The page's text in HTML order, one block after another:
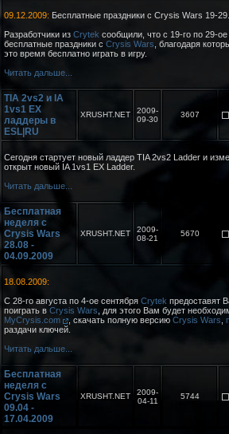
09.12.2009: Бесплатные праздники с Crysis Wars 19-
Разработчики из Crytek сообщили, что с 19-го по 29-ое
бесплатные праздники с Crysis Wars , благодаря
это время бесплатно играть в игру.
Читать дальше...
TIA 2vs2 и IA
1vs1 EX
ладдеры в
ESL|RU
XRUSHT.NET
2009-
09-30
3607
Сегодня стартует новый ладдер TIA 2vs2 Ladder и
открыт новый IA 1vs1 EX Ladder.
Читать дальше...
Бесплатная
неделя с
Crysis Wars
28.08 -
04.09.2009
XRUSHT.NET
2009-
08-21
5670
18.08.2009:
C 28-го августа по 4-ое сентября Crytek предоставят
поиграть в Crysis Wars , для этого Вам будет
MyCrysis.com
, скачать полную версию Crysis Wars
раздачи ключей.
Читать дальше...
Бесплатная
неделя с
Crysis Wars
09.04 -
17.04.2009
XRUSHT.NET
2009-
04-11
5744